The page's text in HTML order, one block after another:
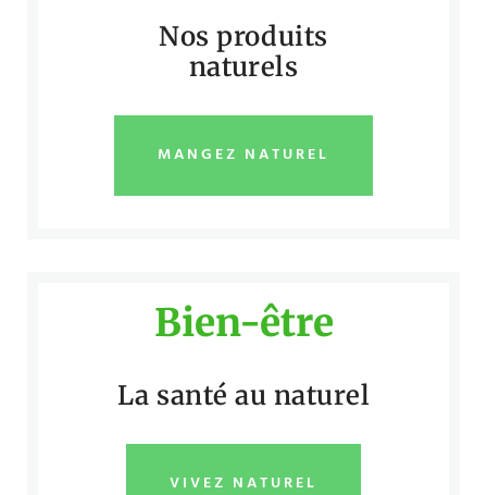
Nos produits
naturels
MANGEZ NATUREL
Bien-être
La santé au naturel
VIVEZ NATUREL